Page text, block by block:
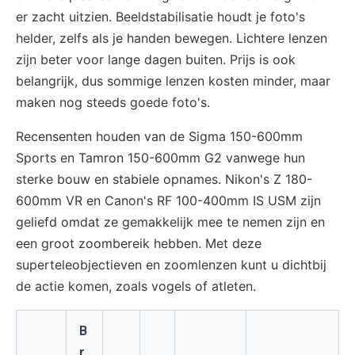
er zacht uitzien. Beeldstabilisatie houdt je foto's
helder, zelfs als je handen bewegen. Lichtere lenzen
zijn beter voor lange dagen buiten. Prijs is ook
belangrijk, dus sommige lenzen kosten minder, maar
maken nog steeds goede foto's.
Recensenten houden van de Sigma 150-600mm
Sports en Tamron 150-600mm G2 vanwege hun
sterke bouw en stabiele opnames. Nikon's Z 180-
600mm VR en Canon's RF 100-400mm IS USM zijn
geliefd omdat ze gemakkelijk mee te nemen zijn en
een groot zoombereik hebben. Met deze
superteleobjectieven en zoomlenzen kunt u dichtbij
de actie komen, zoals vogels of atleten.
B